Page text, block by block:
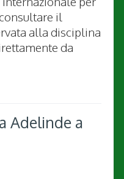
il
alla disciplina
da
Adelinde a